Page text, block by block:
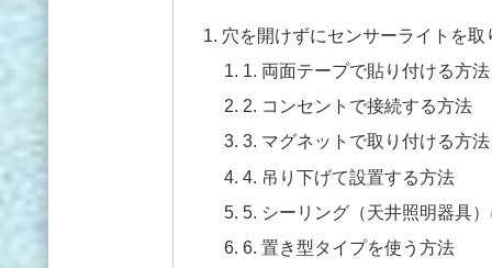
穴を開けずにセンサーライトを
1. 両面テープで貼り付ける方法
2. コンセントで接続する方法
3. マグネットで取り付ける方法
4. 吊り下げて設置する方法
5. シーリング（天井照明器具
6. 置き型タイプを使う方法